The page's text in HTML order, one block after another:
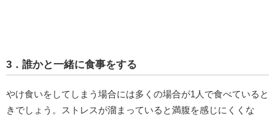
3．誰かと一緒に食事をする
やけ食いをしてしまう場合には多くの場合が1人で食べていると
きでしょう。ストレスが溜まっていると満腹を感じにくくな